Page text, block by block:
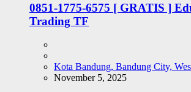
0851-1775-6575 [ GRATIS ]
Trading TF
Kota Bandung, Bandung City,
November 5, 2025